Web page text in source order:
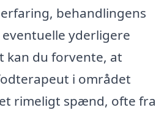
behandlingens
yderligere
kan du forvente, at
i området
rimeligt spænd, ofte fra